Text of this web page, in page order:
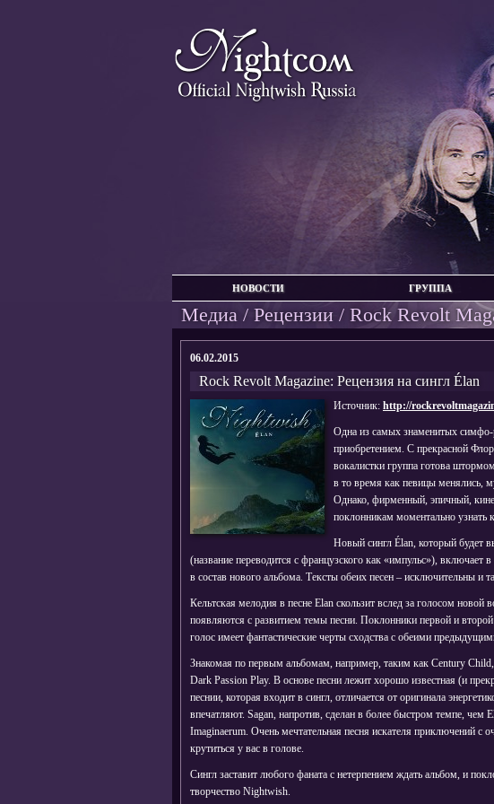
НОВОСТИ ГРУППА
Медиа / Рецензии / Rock Revolt
06.02.2015
Rock Revolt Magazine: Рецензия на сингл Élan
Источник: http://
Одна из самых знаменитых симфо-
приобретением. С прекрасной
вокалистки группа готова
в то время как певицы менялись,
Однако, фирменный, эпичный,
поклонникам моментально узнать
Новый сингл Élan, который будет
(название переводится с французского как «импульс»),
в состав нового альбома. Тексты обеих песен – исключительны и
Кельтская мелодия в песне Elan скользит вслед за голосом
появляются с развитием темы песни. Поклонники первой и
голос имеет фантастические черты сходства с обеими
Знакомая по первым альбомам, например, таким как Century Child,
Dark Passion Play. В основе песни лежит хорошо известная (и
песнии, которая входит в сингл, отличается от оригинала
впечатляют. Sagan, напротив, сделан в более быстром темпе,
Imaginaerum. Очень мечтательная песня искателя приключений с
крутиться у вас в голове.
Сингл заставит любого фаната с нетерпением ждать альбом, и
творчество Nightwish.